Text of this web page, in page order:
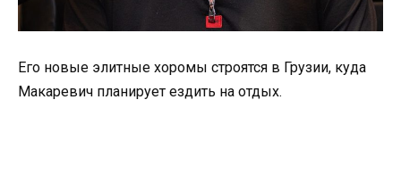
Его новые элитные хоромы строятся в Грузии, куда
Макаревич планирует ездить на отдых.